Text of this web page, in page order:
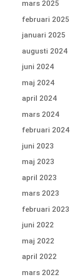
mars 2025
februari 2025
januari 2025
augusti 2024
juni 2024
maj 2024
april 2024
mars 2024
februari 2024
juni 2023
maj 2023
april 2023
mars 2023
februari 2023
juni 2022
maj 2022
april 2022
mars 2022